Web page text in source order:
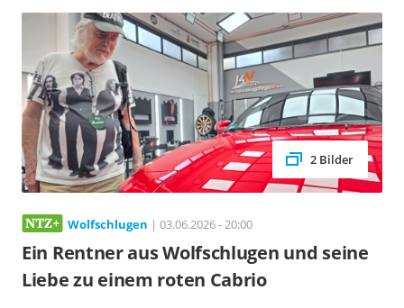
2 Bilder
Wolfschlugen | 03.06.2026 - 20:00
Ein Rentner aus Wolfschlugen und seine
Liebe zu einem roten Cabrio